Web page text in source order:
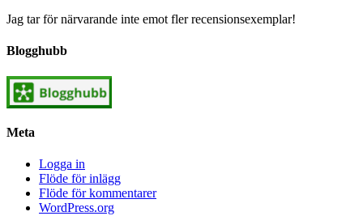
Jag tar för närvarande inte emot fler recensionsexemplar!
Blogghubb
Meta
Logga in
Flöde för inlägg
Flöde för kommentarer
WordPress.org